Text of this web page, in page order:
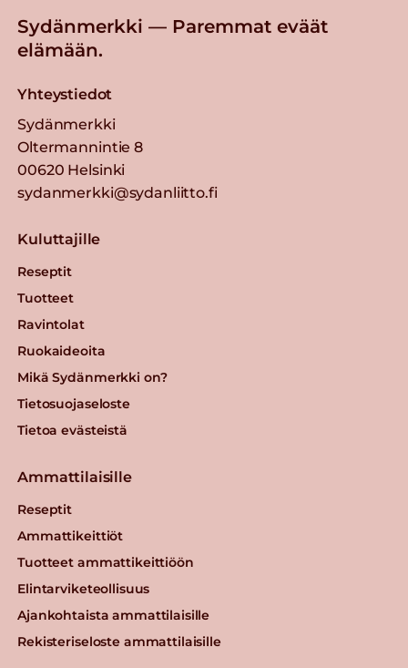
Sydänmerkki — Paremmat eväät
elämään.
Yhteystiedot
Sydänmerkki
Oltermannintie 8
00620 Helsinki
sydanmerkki@sydanliitto.fi
Kuluttajille
Reseptit
Tuotteet
Ravintolat
Ruokaideoita
Mikä Sydänmerkki on?
Tietosuojaseloste
Tietoa evästeistä
Ammattilaisille
Reseptit
Ammattikeittiöt
Tuotteet ammattikeittiöön
Elintarviketeollisuus
Ajankohtaista ammattilaisille
Rekisteriseloste ammattilaisille